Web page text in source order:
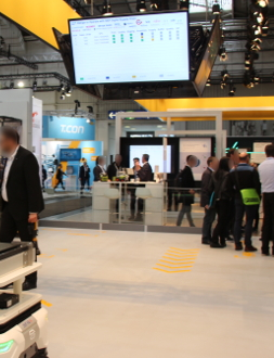
制御セキュリティ
新型コロナへの対応